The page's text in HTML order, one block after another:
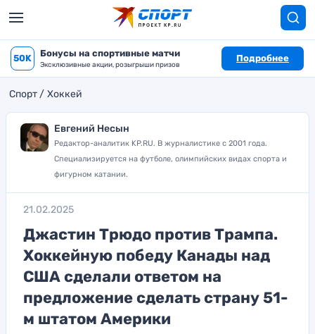
50K Бонусы на спортивные матчи
Эксклюзивные акции, розыгрыши призов
Подробнее
Спорт Хоккей
Евгений Несын
Редактор-аналитик KP.RU. В журналистике с 2001 года.
Специализируется на футболе, олимпийских видах спорта и
фигурном катании.
21.02.2025
Джастин Трюдо против Трампа.
Хоккейную победу Канады над
США сделали ответом на
предложение сделать страну 51-
м штатом Америки